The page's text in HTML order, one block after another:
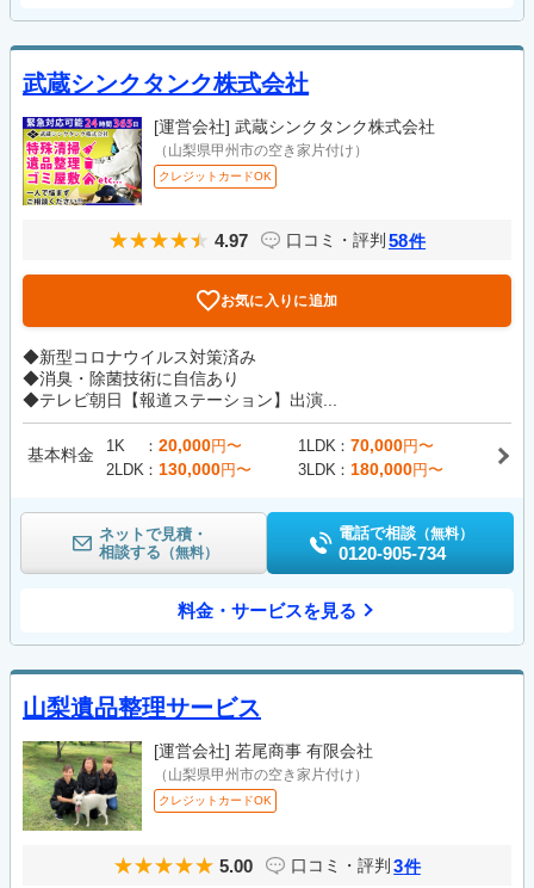
武蔵シンクタンク株式会社
[運営会社] 武蔵シンクタンク株式会社
（山梨県甲州市の空き家片付け）
クレジットカードOK
4.97 口コミ・評判 58件
お気に入りに追加
◆新型コロナウイルス対策済み
◆消臭・除菌技術に自信あり
◆テレビ朝日【報道ステーション】出演...
基本料金 1K 20,000円〜 1LDK 70,000円〜
2LDK
130,000円〜 3LDK 180,000円〜
ネットで見積・
相談する （無料）
電話で相談 （無料）
0120-905-734
料金・サービスを見る
山梨遺品整理サービス
[運営会社] 若尾商事 有限会社
（山梨県甲州市の空き家片付け）
クレジットカードOK
5.00 口コミ・評判 3件